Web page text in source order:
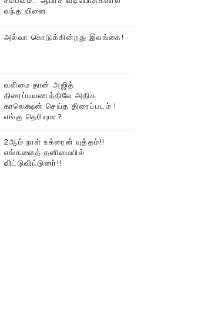
தமிழ்மக்கள்!!
வந்த வினை
அல்வா கொடுக்கின்றது இலங்கை!
வலிமை தான் அஜித்
திரைப்பயணத்திலே அதிக
காலெக்ஷன் செய்த திரைப்படம் !
எங்கு தெரியுமா?
2ஆம் நாள் உக்ரைன் யுத்தம்!!
எங்களைத் தனிமையில்
விட்டுவிட்டுனர்!!